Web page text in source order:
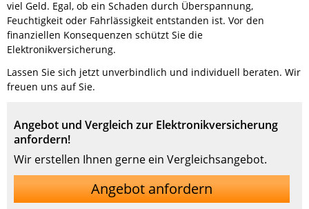
viel Geld. Egal, ob ein Schaden durch Überspannung,
Feuchtigkeit oder Fahrlässigkeit entstanden ist. Vor den
finanziellen Konsequenzen schützt Sie die
Elektronikversicherung.
Lassen Sie sich jetzt unverbindlich und individuell beraten. Wir
freuen uns auf Sie.
Angebot und Vergleich zur Elektronikversicherung
anfordern!
Wir erstellen Ihnen gerne ein Vergleichsangebot.
Angebot anfordern